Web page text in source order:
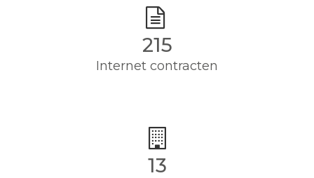
215
Internet contracten
13